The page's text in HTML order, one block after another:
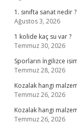
1. sınıfta sanat nedir ?
Ağustos 3, 2026
1 kolide kaç su var ?
Temmuz 30, 2026
Sporların İngilizce
Temmuz 28, 2026
Kozalak hangi
Temmuz 26, 2026
Kozalak hangi
Temmuz 26, 2026